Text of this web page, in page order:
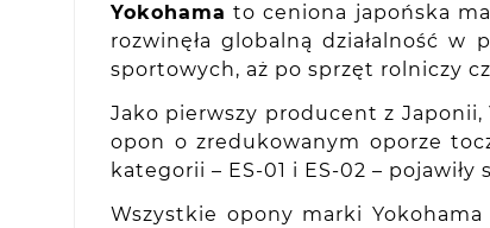
Yokohama to ceniona japońska
rozwinęła globalną działalność
sportowych, aż po sprzęt rolniczy
Jako pierwszy producent z Japonii,
opon o zredukowanym oporze
kategorii – ES-01 i ES-02 –
Wszystkie opony marki